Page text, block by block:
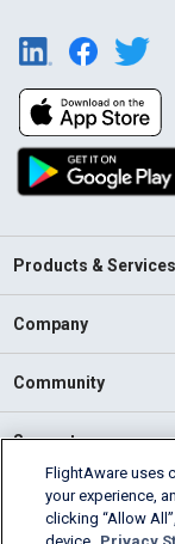
Products & Services
Company
Community
Support
English (USA)
2026 FlightAware
FlightAware uses
your experience,
clicking “Allow